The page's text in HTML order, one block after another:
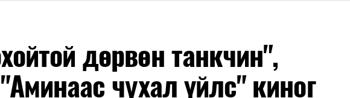
санаачилгыг Монголын улсын талаас ийнхүү ажил хэрэг
дөрвөн танкчин",
чухал үйлс" киног